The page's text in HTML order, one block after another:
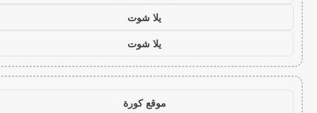
يلا شوت
يلا شوت
موقع كورة